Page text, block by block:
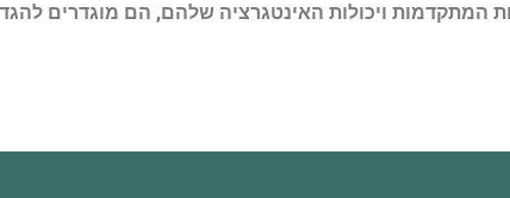
המתקדמות ויכולות האינטגרציה שלהם, הם מוגדרים